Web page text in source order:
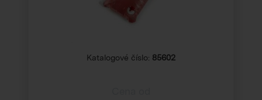
Katalogové číslo: 85602